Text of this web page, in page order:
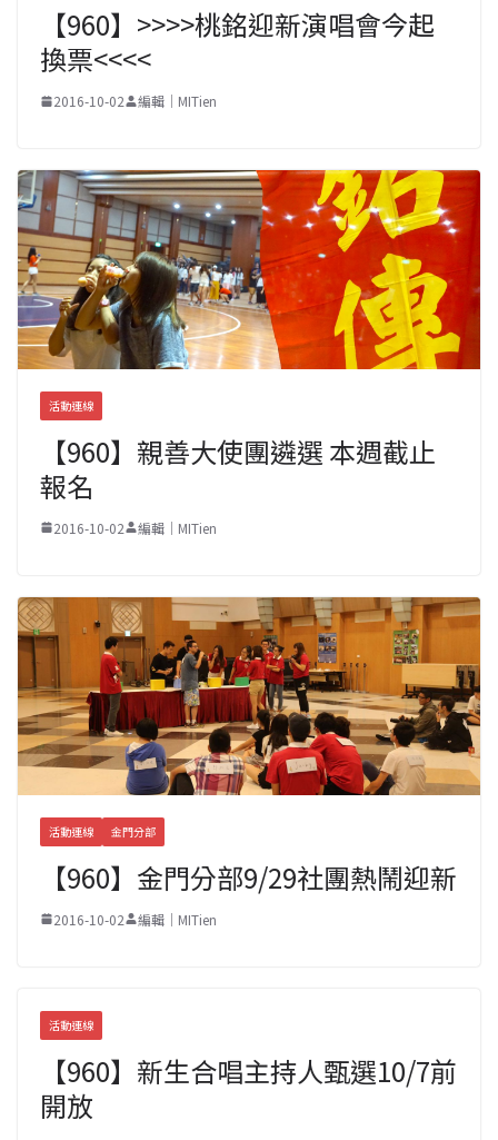
【960】>>>>桃銘迎新演唱會今起
換票<<<<
2016-10-02 編輯｜MITien
活動連線
【960】親善大使團遴選 本週截止
報名
2016-10-02 編輯｜MITien
活動連線 金門分部
【960】金門分部9/29社團熱鬧迎新
2016-10-02 編輯｜MITien
活動連線
【960】新生合唱主持人甄選10/7前
開放